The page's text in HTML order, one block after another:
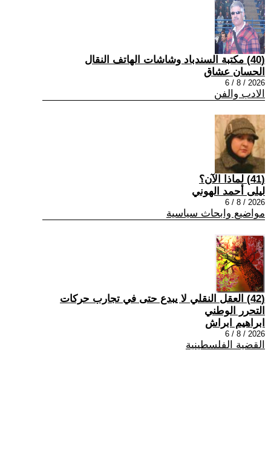
(40) مكتبة السندباد وشاشات الهاتف النقال
الحسان عشاق
2026 / 8 / 6
الادب والفن
(41) لماذا الآن؟
ليلى أحمد الهوني
2026 / 8 / 6
مواضيع وابحاث سياسية
(42) العقل النقلي لا يبدع حتى في تجارب حركات
التحرر الوطني
ابراهيم ابراش
2026 / 8 / 6
القضية الفلسطينية